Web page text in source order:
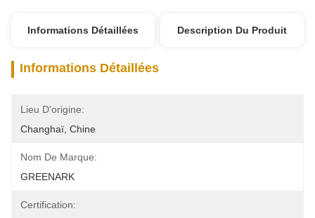
Informations Détaillées Description Du Produit
Informations Détaillées
Lieu D'origine:
Changhaï, Chine
Nom De Marque:
GREENARK
Certification: